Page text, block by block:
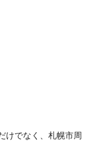
けでなく、札幌市周